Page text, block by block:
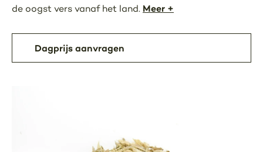
de oogst vers vanaf het land. Meer +
Dagprijs aanvragen